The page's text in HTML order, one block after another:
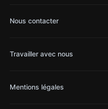
Nous contacter
Travailler avec nous
Mentions légales